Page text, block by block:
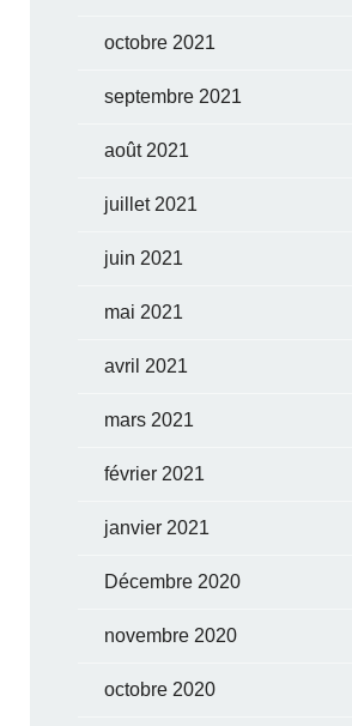
octobre 2021
septembre 2021
août 2021
juillet 2021
juin 2021
mai 2021
avril 2021
mars 2021
février 2021
janvier 2021
Décembre 2020
novembre 2020
octobre 2020